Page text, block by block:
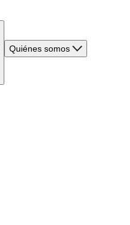
Quiénes somos